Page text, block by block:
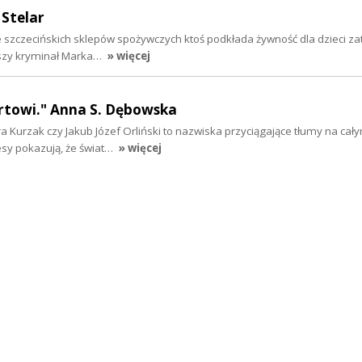
sklepów spożywczych ktoś podkłada żywność dla dzieci
kryminał Marka… » więcej
Anna S. Dębowska
Kurzak czy Jakub Józef Orliński to nazwiska przyciągające tłumy na
pokazują, że świat… » więcej